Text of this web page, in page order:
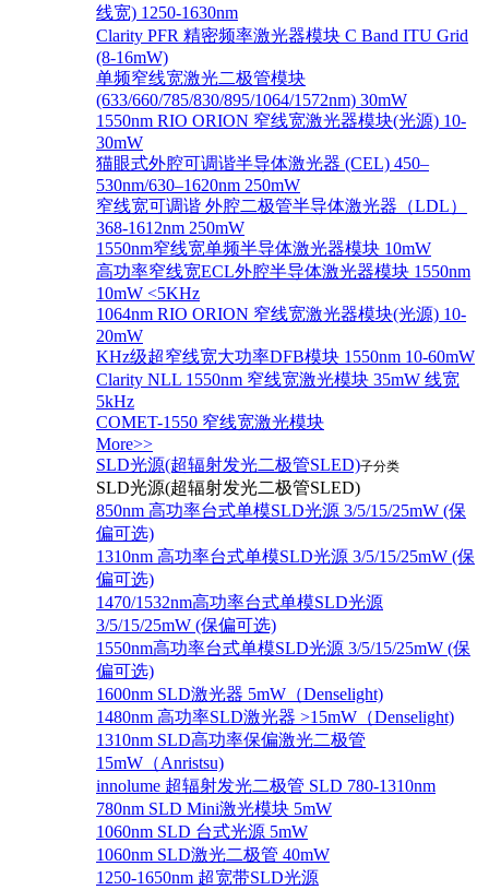
线宽) 1250-1630nm
Clarity PFR 精密频率激光器模块 C Band ITU Grid
(8-16mW)
单频窄线宽激光二极管模块
(633/660/785/830/895/1064/1572nm) 30mW
1550nm RIO ORION 窄线宽激光器模块(光源) 10-
30mW
猫眼式外腔可调谐半导体激光器 (CEL) 450–
530nm/630–1620nm 250mW
窄线宽可调谐 外腔二极管半导体激光器（LDL）
368-1612nm 250mW
1550nm窄线宽单频半导体激光器模块 10mW
高功率窄线宽ECL外腔半导体激光器模块 1550nm
10mW <5KHz
1064nm RIO ORION 窄线宽激光器模块(光源) 10-
20mW
KHz级超窄线宽大功率DFB模块 1550nm 10-60mW
Clarity NLL 1550nm 窄线宽激光模块 35mW 线宽
5kHz
COMET-1550 窄线宽激光模块
More>>
SLD光源(超辐射发光二极管SLED)子分类
SLD光源(超辐射发光二极管SLED)
850nm 高功率台式单模SLD光源 3/5/15/25mW (保
偏可选)
1310nm 高功率台式单模SLD光源 3/5/15/25mW (保
偏可选)
1470/1532nm高功率台式单模SLD光源
3/5/15/25mW (保偏可选)
1550nm高功率台式单模SLD光源 3/5/15/25mW (保
偏可选)
1600nm SLD激光器 5mW（Denselight)
1480nm 高功率SLD激光器 >15mW（Denselight)
1310nm SLD高功率保偏激光二极管
15mW（Anristsu)
innolume 超辐射发光二极管 SLD 780-1310nm
780nm SLD Mini激光模块 5mW
1060nm SLD 台式光源 5mW
1060nm SLD激光二极管 40mW
1250-1650nm 超宽带SLD光源